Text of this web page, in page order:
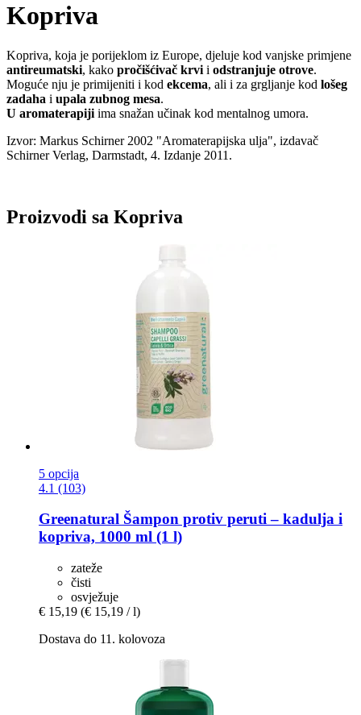
Kopriva
Kopriva, koja je porijeklom iz Europe, djeluje kod vanjske primjene
antireumatski, kako pročišćivač krvi i odstranjuje otrove.
Moguće nju je primijeniti i kod ekcema, ali i za grgljanje kod lošeg
zadaha i upala zubnog mesa.
U aromaterapiji ima snažan učinak kod mentalnog umora.
Izvor: Markus Schirner 2002 "Aromaterapijska ulja", izdavač
Schirner Verlag, Darmstadt, 4. Izdanje 2011.
Proizvodi sa Kopriva
5 opcija
4.1 (103)
Greenatural Šampon protiv peruti – kadulja i
kopriva, 1000 ml (1 l)
zateže
čisti
osvježuje
€ 15,19 (€ 15,19 / l)
Dostava do 11. kolovoza